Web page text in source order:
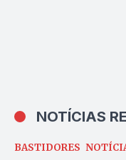
NOTÍCIAS
BASTIDORES